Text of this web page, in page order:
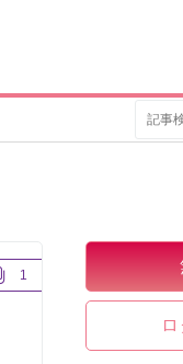
1